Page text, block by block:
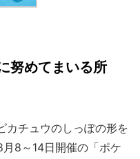
努めてまいる所
チュウのしっぽの形を
8～14日開催の「ポケ